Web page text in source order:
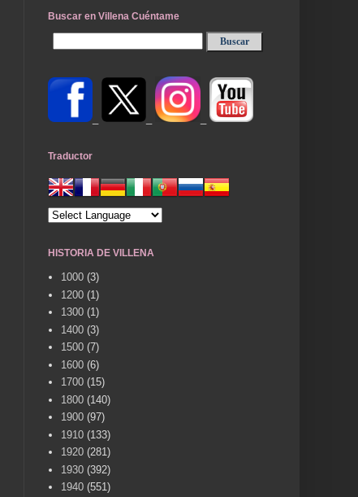
Buscar en Villena Cuéntame
Traductor
HISTORIA DE VILLENA
1000 (3)
1200 (1)
1300 (1)
1400 (3)
1500 (7)
1600 (6)
1700 (15)
1800 (140)
1900 (97)
1910 (133)
1920 (281)
1930 (392)
1940 (551)